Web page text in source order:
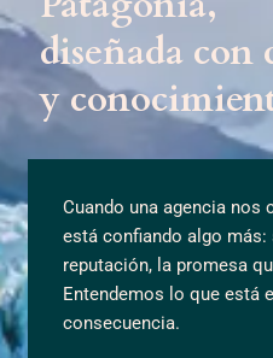
diseñada con
y
Cuando una agencia nos
está confiando algo más:
reputación, la promesa
Entendemos lo que está
consecuencia.